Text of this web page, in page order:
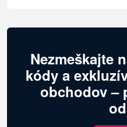
Nezmeškajte
kódy a
obchodov –